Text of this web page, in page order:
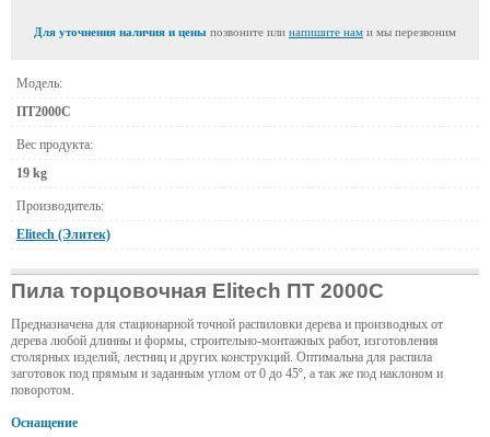
Для уточнения наличия и цены позвоните или напишите нам и мы перезвоним
Модель:
ПТ2000С
Вес продукта:
19 kg
Производитель:
Elitech (Элитек)
Пила торцовочная Elitech ПТ 2000С
Предназначена для стационарной точной распиловки дерева и производных от
дерева любой длинны и формы, строительно-монтажных работ, изготовления
столярных изделий, лестниц и других конструкций. Оптимальна для распила
заготовок под прямым и заданным углом от 0 до 45º, а так же под наклоном и
поворотом.
Оснащение